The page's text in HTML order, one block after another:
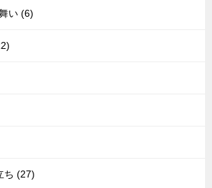
い (6)
ち (27)